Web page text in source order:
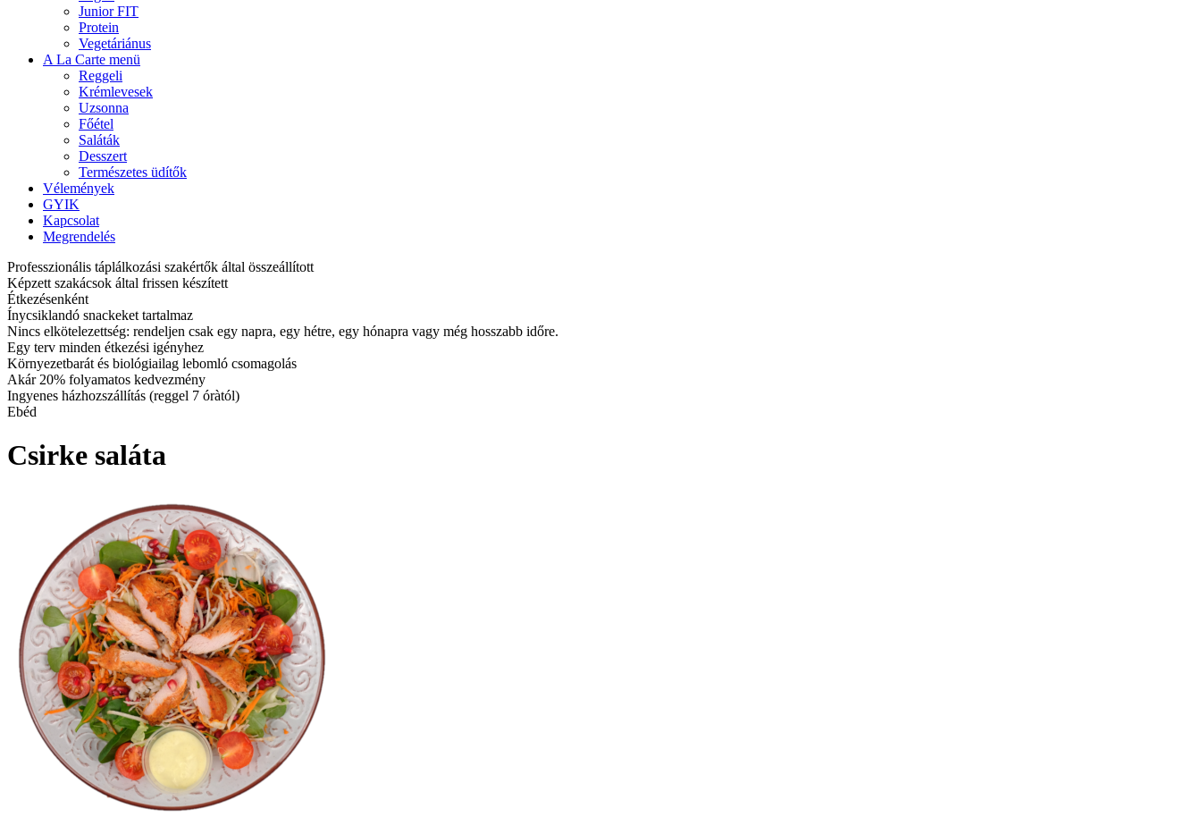
Junior FIT
Protein
Vegetáriánus
A La Carte menü
Reggeli
Krémlevesek
Uzsonna
Főétel
Saláták
Desszert
Természetes üdítők
Vélemények
GYIK
Kapcsolat
Megrendelés
Professzionális táplálkozási szakértők által összeállított
Képzett szakácsok által frissen készített
Étkezésenként
Ínycsiklandó snackeket tartalmaz
Nincs elkötelezettség: rendeljen csak egy napra, egy hétre, egy hónapra vagy még hosszabb időre.
Egy terv minden étkezési igényhez
Környezetbarát és biológiailag lebomló csomagolás
Akár 20% folyamatos kedvezmény
Ingyenes házhozszállítás (reggel 7 óràtól)
Ebéd
Csirke saláta